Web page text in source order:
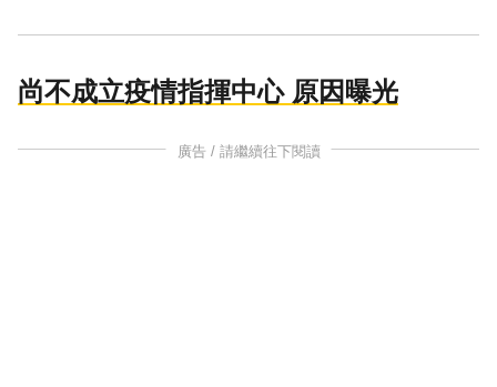
尚不成立疫情指揮中心 原因曝光
廣告 / 請繼續往下閱讀